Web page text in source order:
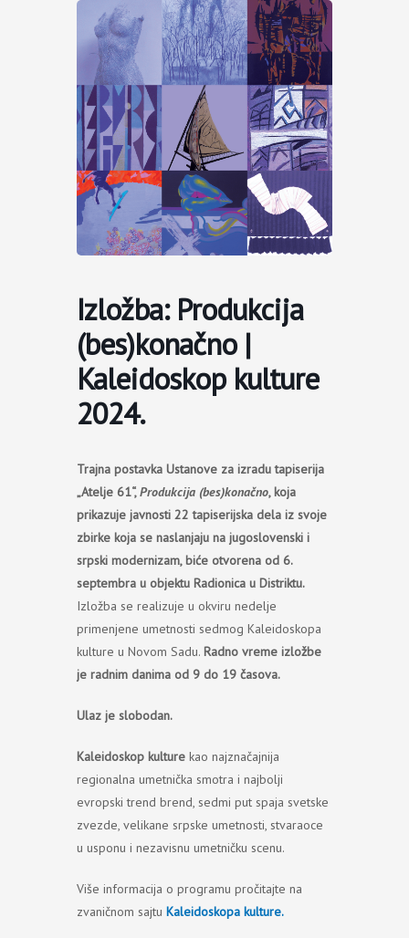
Izložba: Produkcija
(bes)konačno |
Kaleidoskop kulture
2024.
Trajna postavka Ustanove za izradu tapiserija
„Atelje 61“,Produkcija (bes)konačno, koja
prikazuje javnosti 22 tapiserijska dela iz svoje
zbirke koja se naslanjaju na jugoslovenski i
srpski modernizam, biće otvorena od 6.
septembra u objektu Radionica u Distriktu.
Izložba se realizuje u okviru nedelje
primenjene umetnosti sedmog Kaleidoskopa
kulture u Novom Sadu. Radno vreme izložbe
je radnim danima od 9 do 19 časova.
Ulaz je slobodan.
Kaleidoskop kulture kao najznačajnija
regionalna umetnička smotra i najbolji
evropski trend brend, sedmi put spaja svetske
zvezde, velikane srpske umetnosti, stvaraoce
u usponu i nezavisnu umetničku scenu.
Više informacija o programu pročitajte na
zvaničnom sajtu Kaleidoskopa kulture.